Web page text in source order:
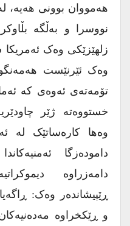
هەمووان بوونی هەیە،
نووسرا و بەڵگە
زلهێزێکی وەک ئەمریکا
وەک ئێرنێست
تۆمەتەی ئەوەی کە
خستووەتە ژێر
وەها کارەساتێک لە
دامودەزگا
دامەزراوە
ڕێپیشاندەر وەک:
و ڕێکخراوە